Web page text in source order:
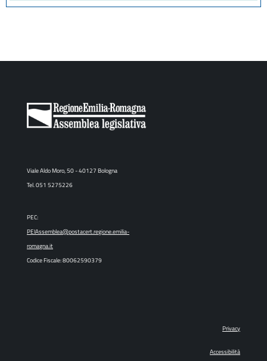
Viale Aldo Moro, 50 - 40127 Bologna
Tel. 051 5275226
PEC:
PEIAssemblea@postacert.regione.emilia-
romagna.it
Codice Fiscale: 80062590379
Privacy
Accessibilità